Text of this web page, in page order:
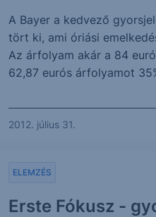
A Bayer a kedvező
tört ki, ami óriási
Az árfolyam akár a 84
62,87 eurós árfolyamot
2012. július 31.
Erste Fókusz -
ELEMZÉS